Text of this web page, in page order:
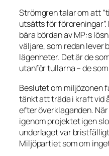
Strömgren talar om att
utsätts för
bära bördan av MP:s
väljare, som redan lever
lägenheter. Det är de
utanför tullarna – de
Beslutet om miljözonen
tänkt att träda i kraft vid
efter överklaganden.
igenom projektet igen
underlaget var
Miljöpartiet som om